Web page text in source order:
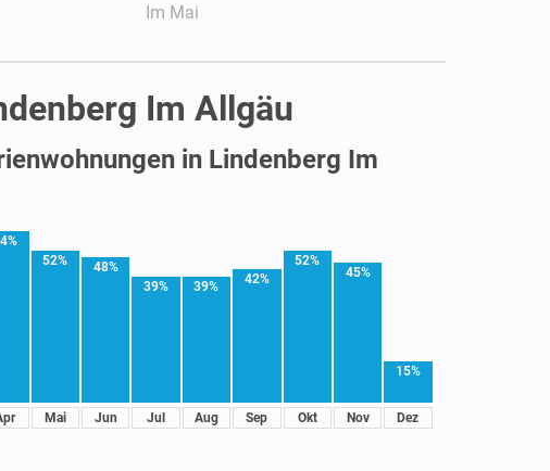
Im Mai
Im Allgäu
in Lindenberg Im
52%
Mai
48%
Jun
39%
Jul
39%
Aug
42%
Sep
52%
Okt
45%
Nov
15%
Dez